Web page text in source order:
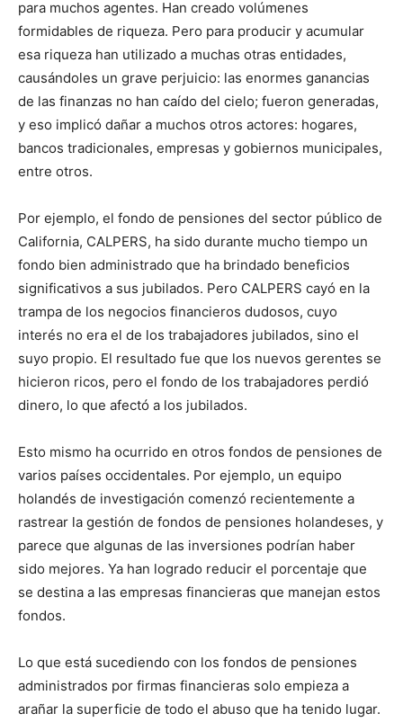
para muchos agentes. Han creado volúmenes
formidables de riqueza. Pero para producir y acumular
esa riqueza han utilizado a muchas otras entidades,
causándoles un grave perjuicio: las enormes ganancias
de las finanzas no han caído del cielo; fueron generadas,
y eso implicó dañar a muchos otros actores: hogares,
bancos tradicionales, empresas y gobiernos municipales,
entre otros.
Por ejemplo, el fondo de pensiones del sector público de
California, CALPERS, ha sido durante mucho tiempo un
fondo bien administrado que ha brindado beneficios
significativos a sus jubilados. Pero CALPERS cayó en la
trampa de los negocios financieros dudosos, cuyo
interés no era el de los trabajadores jubilados, sino el
suyo propio. El resultado fue que los nuevos gerentes se
hicieron ricos, pero el fondo de los trabajadores perdió
dinero, lo que afectó a los jubilados.
Esto mismo ha ocurrido en otros fondos de pensiones de
varios países occidentales. Por ejemplo, un equipo
holandés de investigación comenzó recientemente a
rastrear la gestión de fondos de pensiones holandeses, y
parece que algunas de las inversiones podrían haber
sido mejores. Ya han logrado reducir el porcentaje que
se destina a las empresas financieras que manejan estos
fondos.
Lo que está sucediendo con los fondos de pensiones
administrados por firmas financieras solo empieza a
arañar la superficie de todo el abuso que ha tenido lugar.